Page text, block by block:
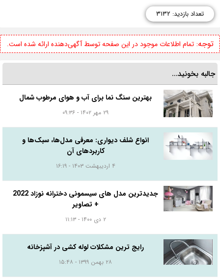
تعداد بازدید: ۳۱۳۲
توجه:تمام اطلاعات موجود در این صفحه توسط آگهی‌دهنده ارائه شده است.
جالبه بخونید...
بهترین سنگ نما برای آب و هوای مرطوب شمال
۲۹ مهر ۱۴۰۲ - ۰۹:۳۶
انواع شلف دیواری: معرفی مدل‌ها، سبک‌ها و
کاربردهای آن
جدیدترین مدل های سیسمونی دخترانه نوزاد 2022
+ تصاویر
رایج ترین مشکلات لوله کشی در آشپزخانه
۲۸ بهمن ۱۳۹۹ - ۱۵:۴۸